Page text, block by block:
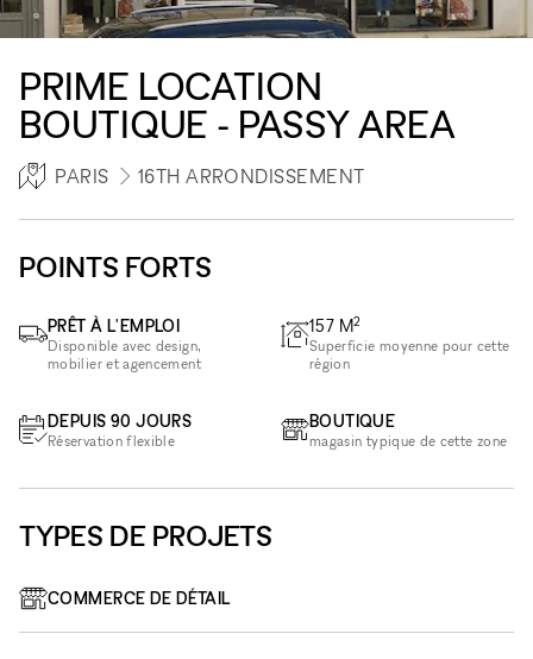
PRIME LOCATION
BOUTIQUE - PASSY AREA
PARIS 16TH ARRONDISSEMENT
POINTS FORTS
PRÊT À L'EMPLOI
Disponible avec design,
mobilier et agencement
DEPUIS 90 JOURS
Réservation flexible
157 M2
Superficie moyenne pour cette
région
BOUTIQUE
magasin typique de cette zone
TYPES DE PROJETS
COMMERCE DE DÉTAIL